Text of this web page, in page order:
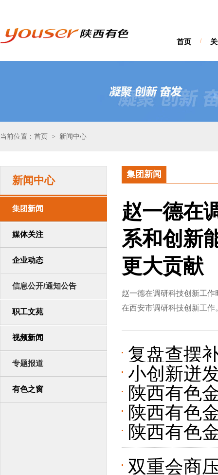
首页 /
当前位置：首页 > 新闻中心
新闻中心
集团新闻
媒体关注
企业动态
信息公开/通知公告
职工文苑
视频新闻
专题报道
有色之窗
集团新闻
赵一德在
系和创新
更大贡献
赵一德在调研科技创新工
在西安市调研科技创新工
复盘查摆
金属集团
进会
小创新迸
目斩获省“
陕西有色
反馈
陕西有色
陕西有色
双重会商